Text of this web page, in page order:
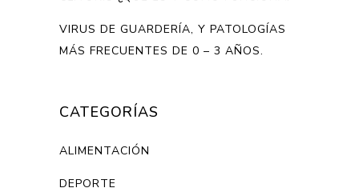
VIRUS DE GUARDERÍA, Y PATOLOGÍAS
MÁS FRECUENTES DE 0 – 3 AÑOS.
CATEGORÍAS
ALIMENTACIÓN
DEPORTE